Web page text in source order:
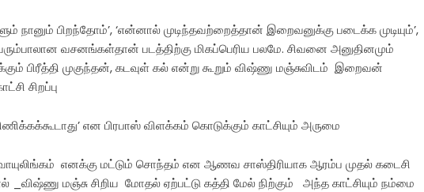
நானும் பிறந்தோம்’, ‘என்னால் முடிந்தவற்றைத்தான் இறைவனுக்கு படைக்க முடியும்’,
வசனங்கள்தான் படத்திற்கு மிகப்பெரிய பலமே. சிவனை அனுதினமும்
பிரீத்தி முகுந்தன், கடவுள் கல் என்று கூறும் விஷ்ணு மஞ்சுவிடம் இறைவன்
சிறப்பு
என பிரபாஸ் விளக்கம் கொடுக்கும் காட்சியும் அருமை
எனக்கு மட்டும் சொந்தம் என ஆணவ சாஸ்திரியாக ஆரம்ப முதல் கடைசி
_விஷ்ணு மஞ்சு சிறிய மோதல் ஏற்பட்டு கத்தி மேல் நிற்கும் அந்த காட்சியும் நம்மை